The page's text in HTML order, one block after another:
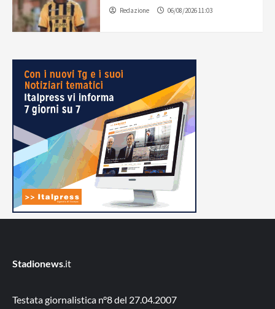
Redazione 06/08/2026 11:03
Stadionews.it
Testata giornalistica n°8 del 27.04.2007